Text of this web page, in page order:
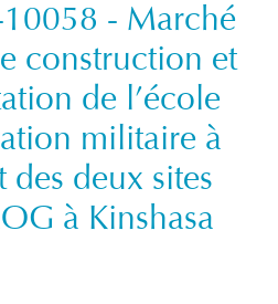
- Marché
construction et
de l’école
militaire à
des deux sites
à Kinshasa